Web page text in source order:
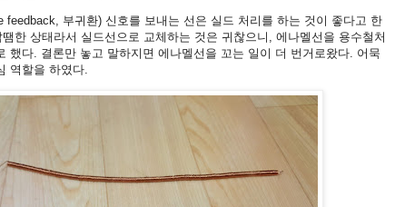
feedback, 부귀환) 신호를 보내는 선은 실드 처리를 하는 것이 좋다고 한
한 상태라서 실드선으로 교체하는 것은 귀찮으니, 에나멜선을 용수철처
했다. 결론만 놓고 말하지면 에나멜선을 꼬는 일이 더 번거로왔다. 어묵
역할을 하였다.